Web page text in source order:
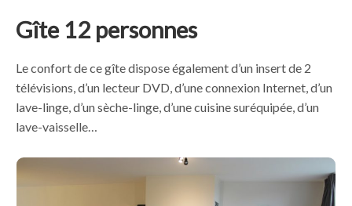
Gîte 12 personnes
Le confort de ce gîte dispose également d’un insert de 2
télévisions, d’un lecteur DVD, d’une connexion Internet, d’un
lave-linge, d’un sèche-linge, d’une cuisine suréquipée, d’un
lave-vaisselle…